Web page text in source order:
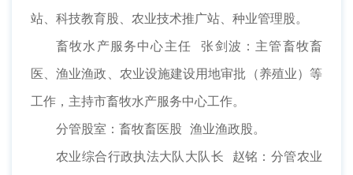
站、科技教育股、农业技术推广站、种业管理股。
畜牧水产服务中心主任 张剑波：主管畜牧畜
医、渔业渔政、农业设施建设用地审批（养殖业）等
工作，主持市畜牧水产服务中心工作。
分管股室：畜牧畜医股 渔业渔政股。
农业综合行政执法大队大队长 赵铭：分管农业